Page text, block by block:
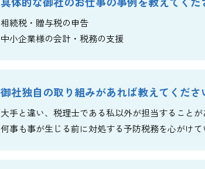
相続税・贈与税の申告
中小企業様の会計・税務の支援
御社独自の取り組みがあれば教えてくださ
大手と違い、税理士である私以外が担当することが
何事も事が生じる前に対処する予防税務を心がけて